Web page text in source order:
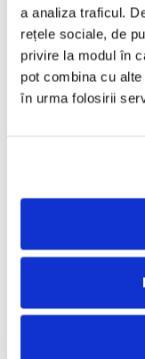
a analiza traficul.
rețele sociale, de
privire la modul în
pot combina cu
în urma folosirii
Informatii
Review-uri(0)
-30%
Whitney Houston -
Houston , (Disc
98,00 Lei
ADAUGA IN